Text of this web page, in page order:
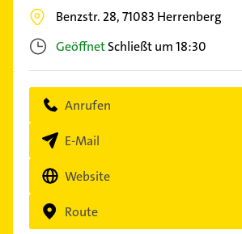
Benzstr. 28,71083 Herrenberg
GeöffnetSchließt um 18:30
Anrufen
E-Mail
Website
Route